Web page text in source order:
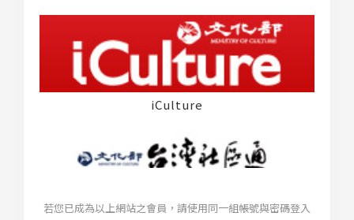
iCulture
若您已成為以上網站之會員，請使用同一組帳號與密碼登入